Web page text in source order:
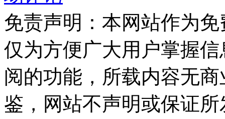
免责声明：本网站作为
仅为方便广大用户掌握
阅的功能，所载内容无
鉴，网站不声明或保证